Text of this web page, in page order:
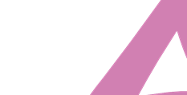
Unidades Orgânicas